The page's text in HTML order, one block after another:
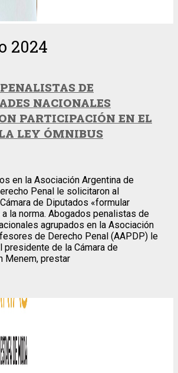
2024
DE
NACIONALES
PARTICIPACIÓN EN EL
LEY ÓMNIBUS
en la Asociación Argentina de
Penal le solicitaron al
de Diputados «formular
la norma. Abogados penalistas de
agrupados en la Asociación
de Derecho Penal (AAPDP) le
presidente de la Cámara de
Menem, prestar